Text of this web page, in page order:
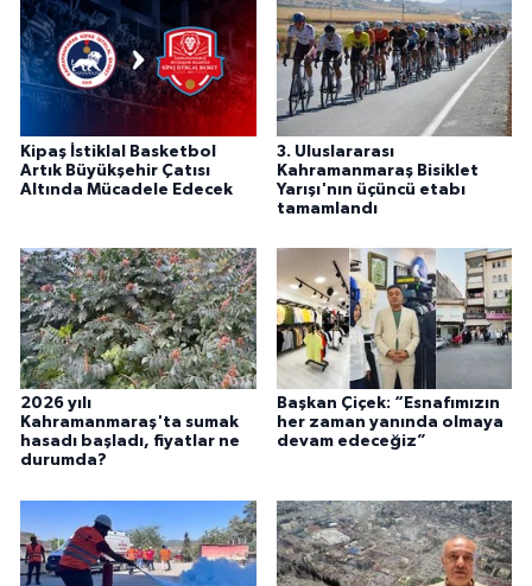
Kipaş İstiklal Basketbol
Artık Büyükşehir Çatısı
Altında Mücadele Edecek
3. Uluslararası
Kahramanmaraş Bisiklet
Yarışı'nın üçüncü etabı
tamamlandı
2026 yılı
Kahramanmaraş'ta sumak
hasadı başladı, fiyatlar ne
durumda?
Başkan Çiçek: “Esnafımızın
her zaman yanında olmaya
devam edeceğiz”